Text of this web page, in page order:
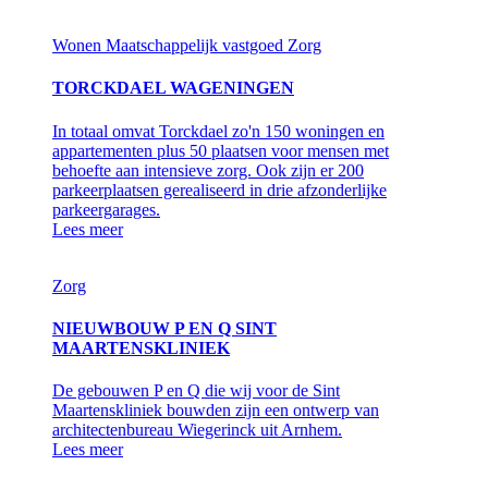
Wonen Maatschappelijk vastgoed Zorg
TORCKDAEL WAGENINGEN
In totaal omvat Torckdael zo'n 150 woningen en
appartementen plus 50 plaatsen voor mensen met
behoefte aan intensieve zorg. Ook zijn er 200
parkeerplaatsen gerealiseerd in drie afzonderlijke
parkeergarages.
Lees meer
Zorg
NIEUWBOUW P EN Q SINT
MAARTENSKLINIEK
De gebouwen P en Q die wij voor de Sint
Maartenskliniek bouwden zijn een ontwerp van
architectenbureau Wiegerinck uit Arnhem.
Lees meer